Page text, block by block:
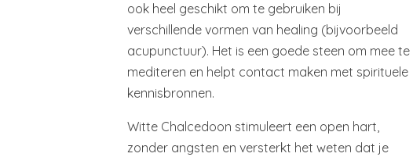
ook heel geschikt om te gebruiken bij
verschillende vormen van healing (bijvoorbeeld
acupunctuur). Het is een goede steen om mee te
mediteren en helpt contact maken met spirituele
kennisbronnen.
Witte Chalcedoon stimuleert een open hart,
zonder angsten en versterkt het weten dat je